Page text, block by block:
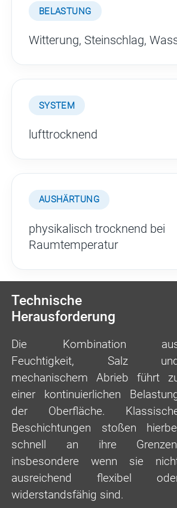
BELASTUNG
Witterung, Steinschlag,
SYSTEM
lufttrocknend
AUSHÄRTUNG
physikalisch trocknend bei
Raumtemperatur
Technische
Herausforderung
Die Kombination
Feuchtigkeit, Salz
mechanischem Abrieb führt
einer kontinuierlichen
der Oberfläche.
Beschichtungen stoßen
schnell an ihre
insbesondere wenn sie
ausreichend flexibel
widerstandsfähig sind.